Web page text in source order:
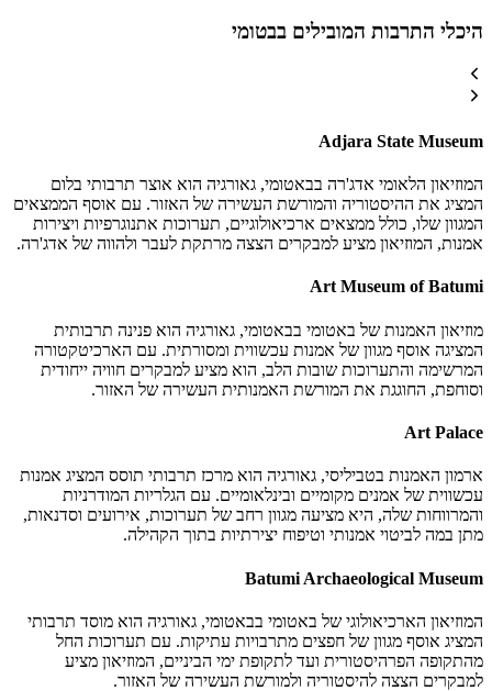
היכלי התרבות המובילים בבטומי
Adjara State Museum
המוזיאון הלאומי אדג'רה בבאטומי, גאורגיה הוא אוצר תרבותי בלום
המציג את ההיסטוריה והמורשת העשירה של האזור. עם אוסף הממצאים
המגוון שלו, כולל ממצאים ארכיאולוגיים, תערוכות אתנוגרפיות ויצירות
אמנות, המוזיאון מציע למבקרים הצצה מרתקת לעבר ולהווה של אדג'רה.
Art Museum of Batumi
מוזיאון האמנות של באטומי בבאטומי, גאורגיה הוא פנינה תרבותית
המציגה אוסף מגוון של אמנות עכשווית ומסורתית. עם הארכיטקטורה
המרשימה והתערוכות שובות הלב, הוא מציע למבקרים חוויה ייחודית
וסוחפת, החוגגת את המורשת האמנותית העשירה של האזור.
Art Palace
ארמון האמנות בטביליסי, גאורגיה הוא מרכז תרבותי תוסס המציג אמנות
עכשווית של אמנים מקומיים ובינלאומיים. עם הגלריות המודרניות
והמרווחות שלה, היא מציעה מגוון רחב של תערוכות, אירועים וסדנאות,
מתן במה לביטוי אמנותי וטיפוח יצירתיות בתוך הקהילה.
Batumi Archaeological Museum
המוזיאון הארכיאולוגי של באטומי בבאטומי, גאורגיה הוא מוסד תרבותי
המציג אוסף מגוון של חפצים מתרבויות עתיקות. עם תערוכות החל
מהתקופה הפרהיסטורית ועד לתקופת ימי הביניים, המוזיאון מציע
למבקרים הצצה להיסטוריה ולמורשת העשירה של האזור.